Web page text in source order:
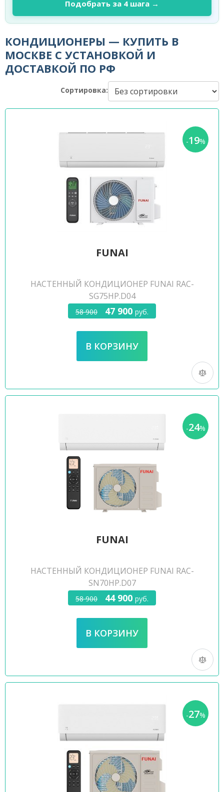
Подобрать за 4 шага →
КОНДИЦИОНЕРЫ — КУПИТЬ В
МОСКВЕ С УСТАНОВКОЙ И
ДОСТАВКОЙ ПО РФ
Сортировка:
-19%
FUNAI
НАСТЕННЫЙ КОНДИЦИОНЕР FUNAI RAC-
SG75HP.D04
58 900 47 900 руб.
-24%
FUNAI
НАСТЕННЫЙ КОНДИЦИОНЕР FUNAI RAC-
SN70HP.D07
58 900 44 900 руб.
-27%